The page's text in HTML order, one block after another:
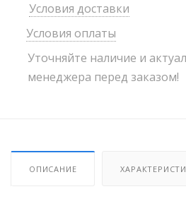
Условия доставки
Условия оплаты
Уточняйте наличие и
менеджера перед заказом!
ОПИСАНИЕ